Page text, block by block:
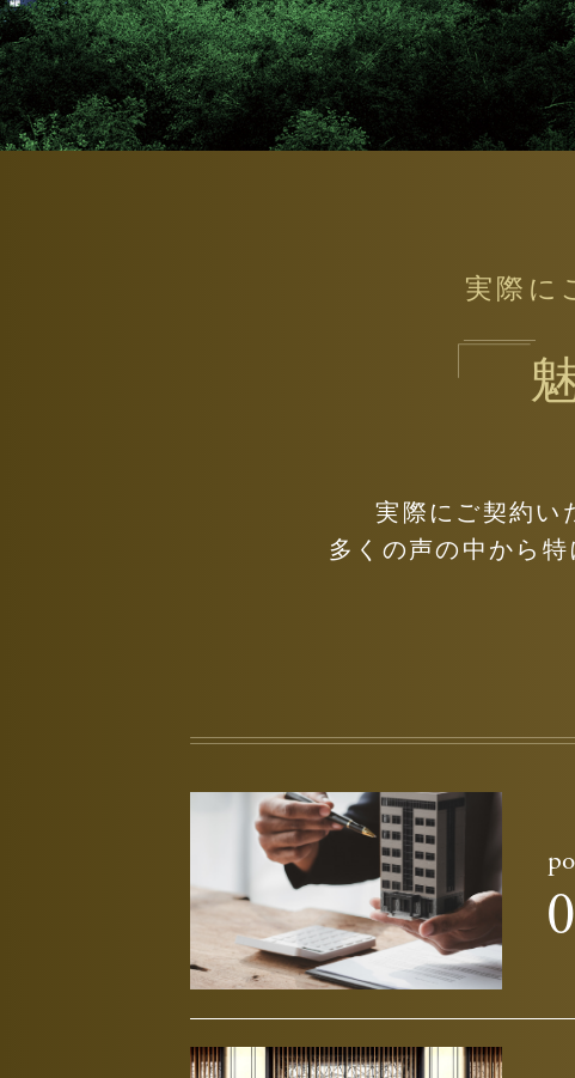
実際に
実際にご契約い
多くの声の中から